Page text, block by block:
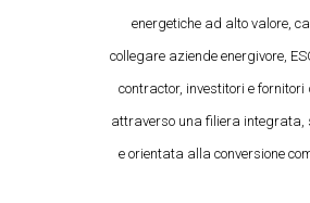
energetiche ad alto valore,
collegare aziende energivore,
contractor, investitori e fornitori
attraverso una filiera
e orientata alla conversione